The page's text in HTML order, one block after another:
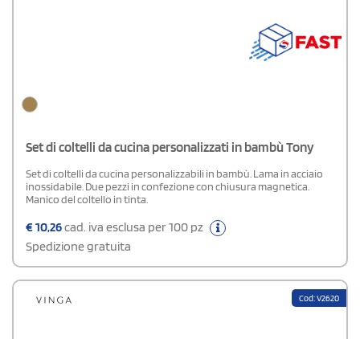
Set di coltelli da cucina personalizzati in bambù Tony
Set di coltelli da cucina personalizzabili in bambù. Lama in acciaio
inossidabile. Due pezzi in confezione con chiusura magnetica.
Manico del coltello in tinta.
€10,26cad. iva esclusa per 100 pz
Spedizione gratuita
Cod: V2620